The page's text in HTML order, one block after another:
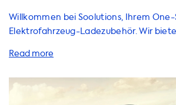
Willkommen bei Soolutions, Ihrem
Elektrofahrzeug-Ladezubehör. Wir
Elektrofahrzeug-Ladeerlebnis zu
Zubehör - wir haben alles, was Sie